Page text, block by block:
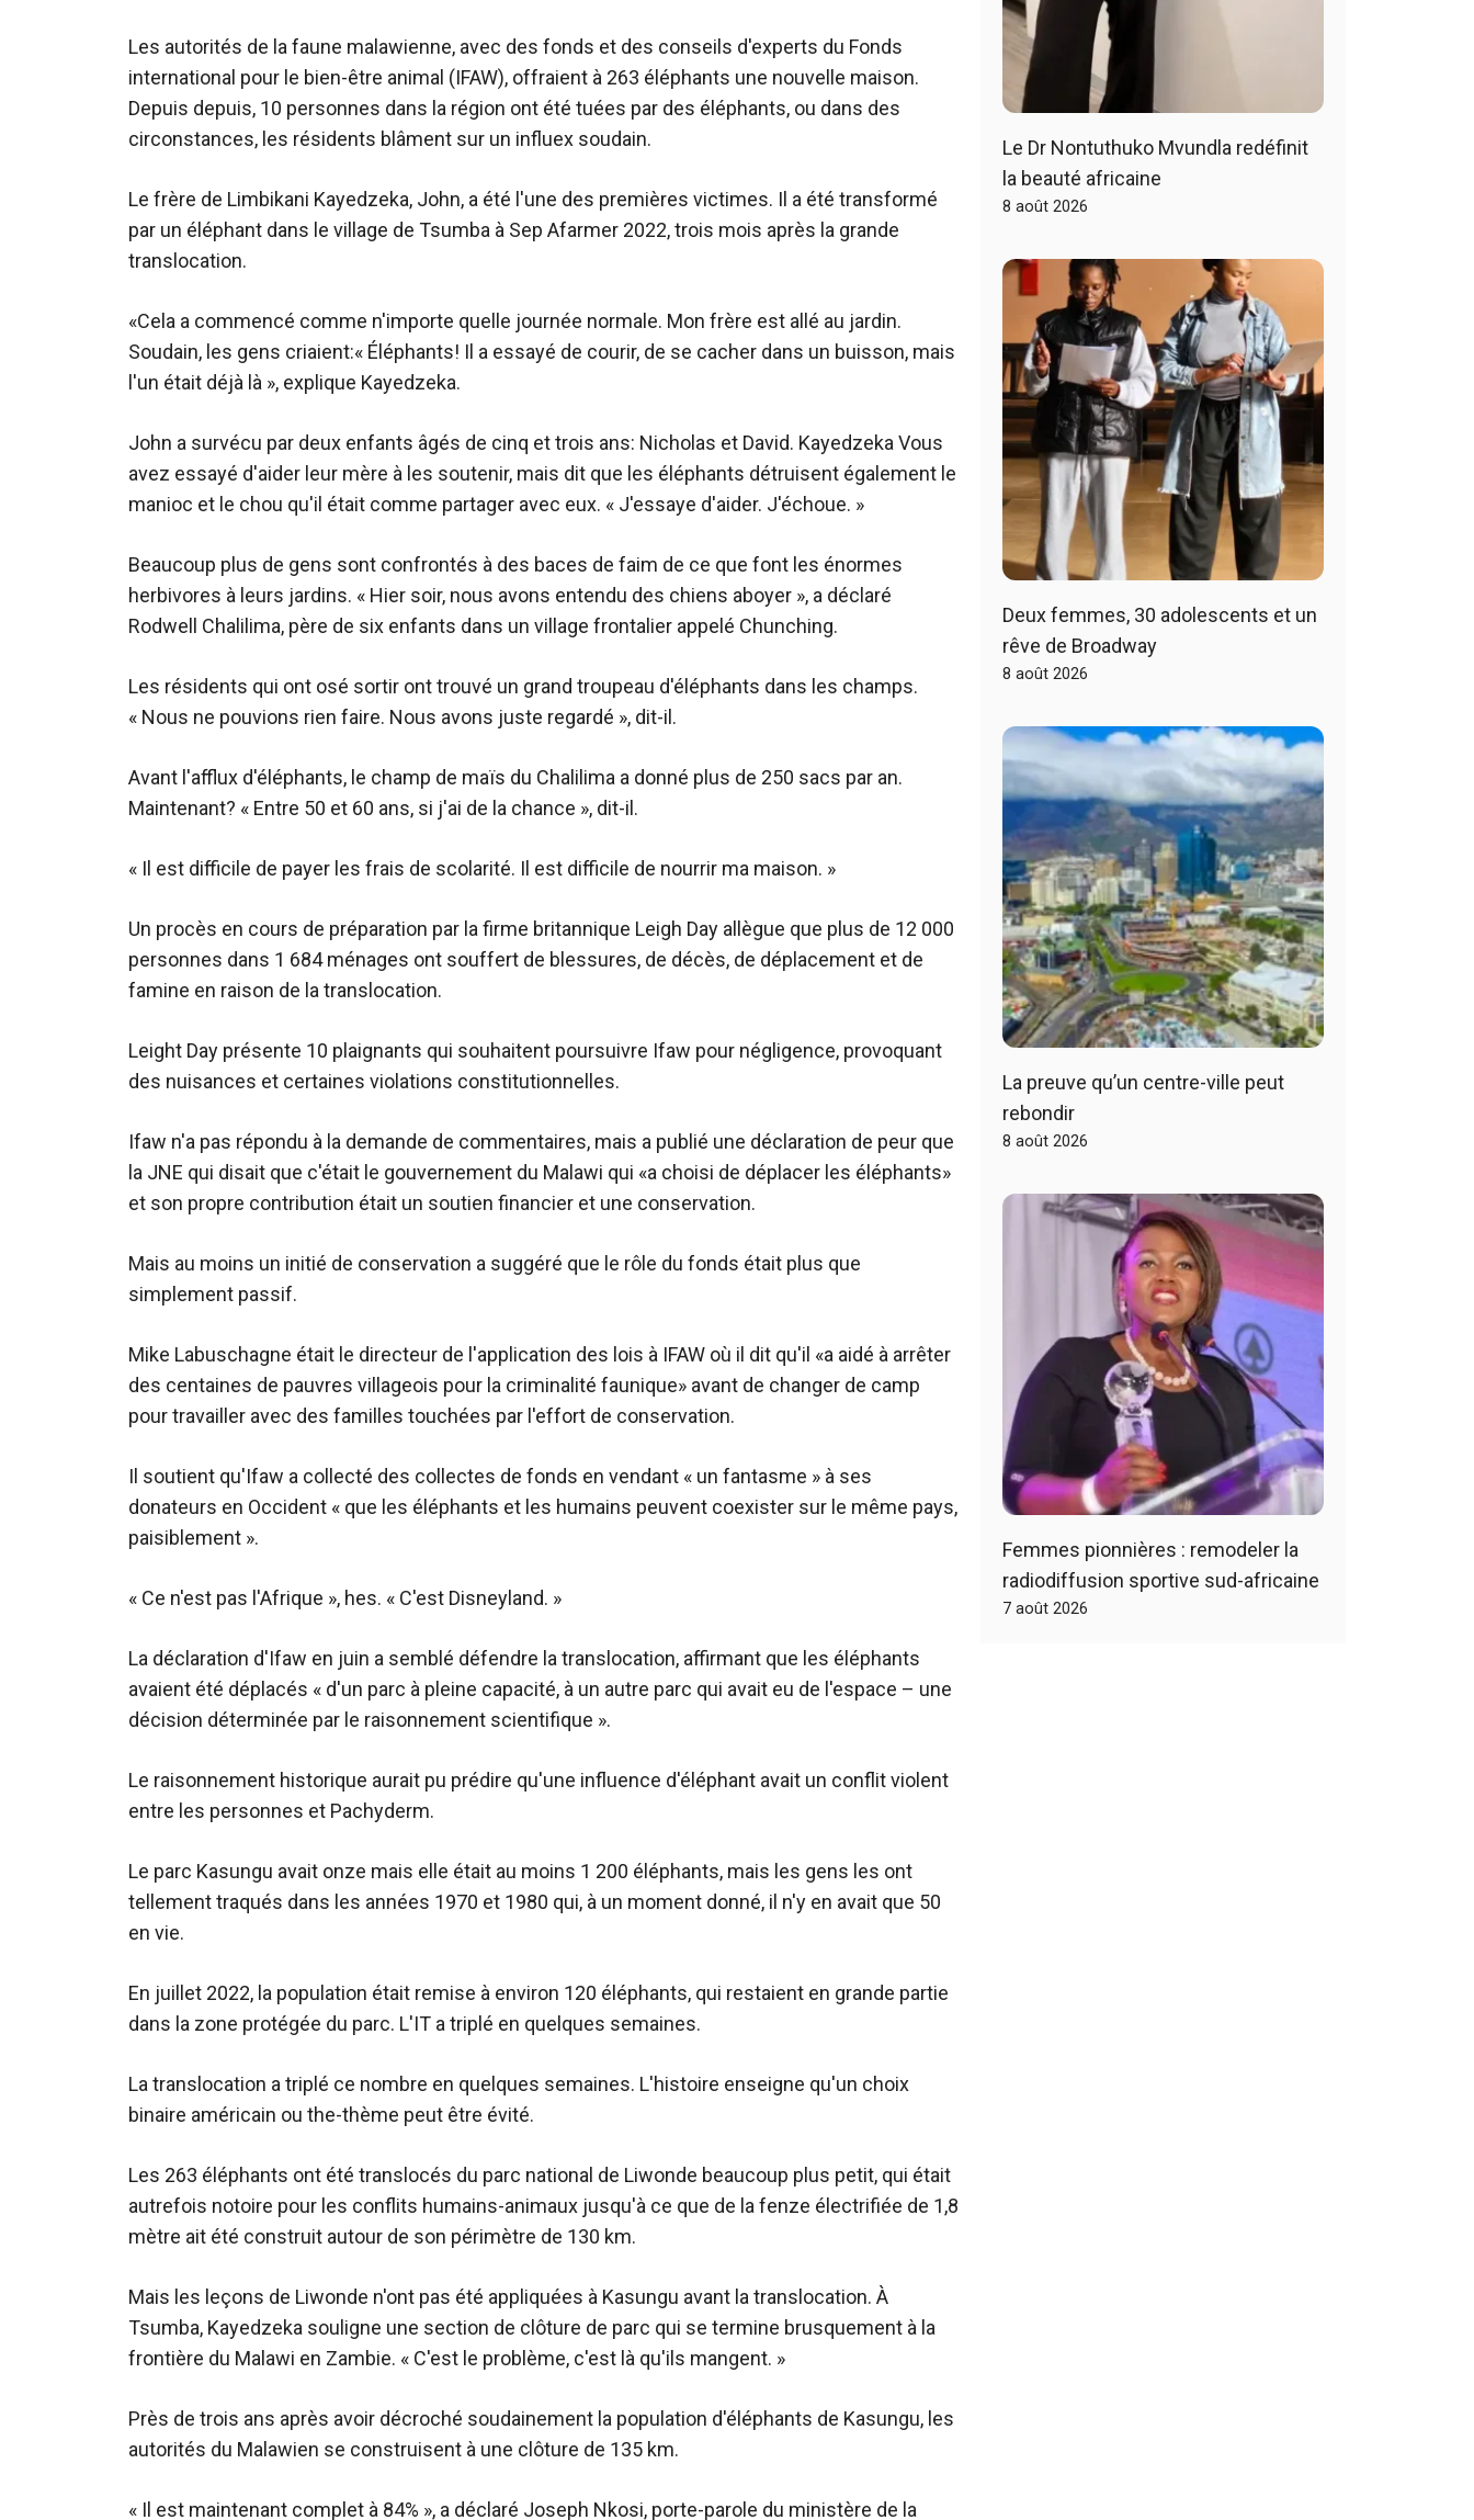
Les autorités de la faune malawienne, avec des fonds et des conseils d'experts du Fonds
international pour le bien-être animal (IFAW), offraient à 263 éléphants une nouvelle maison.
Depuis depuis, 10 personnes dans la région ont été tuées par des éléphants, ou dans des
circonstances, les résidents blâment sur un influex soudain.
Le frère de Limbikani Kayedzeka, John, a été l'une des premières victimes. Il a été transformé
par un éléphant dans le village de Tsumba à Sep Afarmer 2022, trois mois après la grande
translocation.
«Cela a commencé comme n'importe quelle journée normale. Mon frère est allé au jardin.
Soudain, les gens criaient:« Éléphants! Il a essayé de courir, de se cacher dans un buisson, mais
l'un était déjà là », explique Kayedzeka.
John a survécu par deux enfants âgés de cinq et trois ans: Nicholas et David. Kayedzeka Vous
avez essayé d'aider leur mère à les soutenir, mais dit que les éléphants détruisent également le
manioc et le chou qu'il était comme partager avec eux. « J'essaye d'aider. J'échoue. »
Beaucoup plus de gens sont confrontés à des baces de faim de ce que font les énormes
herbivores à leurs jardins. « Hier soir, nous avons entendu des chiens aboyer », a déclaré
Rodwell Chalilima, père de six enfants dans un village frontalier appelé Chunching.
Les résidents qui ont osé sortir ont trouvé un grand troupeau d'éléphants dans les champs.
« Nous ne pouvions rien faire. Nous avons juste regardé », dit-il.
Avant l'afflux d'éléphants, le champ de maïs du Chalilima a donné plus de 250 sacs par an.
Maintenant? « Entre 50 et 60 ans, si j'ai de la chance », dit-il.
« Il est difficile de payer les frais de scolarité. Il est difficile de nourrir ma maison. »
Un procès en cours de préparation par la firme britannique Leigh Day allègue que plus de 12 000
personnes dans 1 684 ménages ont souffert de blessures, de décès, de déplacement et de
famine en raison de la translocation.
Leight Day présente 10 plaignants qui souhaitent poursuivre Ifaw pour négligence, provoquant
des nuisances et certaines violations constitutionnelles.
Ifaw n'a pas répondu à la demande de commentaires, mais a publié une déclaration de peur que
la JNE qui disait que c'était le gouvernement du Malawi qui «a choisi de déplacer les éléphants»
et son propre contribution était un soutien financier et une conservation.
Mais au moins un initié de conservation a suggéré que le rôle du fonds était plus que
simplement passif.
Mike Labuschagne était le directeur de l'application des lois à IFAW où il dit qu'il «a aidé à arrêter
des centaines de pauvres villageois pour la criminalité faunique» avant de changer de camp
pour travailler avec des familles touchées par l'effort de conservation.
Il soutient qu'Ifaw a collecté des collectes de fonds en vendant « un fantasme » à ses
donateurs en Occident « que les éléphants et les humains peuvent coexister sur le même pays,
paisiblement ».
« Ce n'est pas l'Afrique », hes. « C'est Disneyland. »
La déclaration d'Ifaw en juin a semblé défendre la translocation, affirmant que les éléphants
avaient été déplacés « d'un parc à pleine capacité, à un autre parc qui avait eu de l'espace – une
décision déterminée par le raisonnement scientifique ».
Le raisonnement historique aurait pu prédire qu'une influence d'éléphant avait un conflit violent
entre les personnes et Pachyderm.
Le parc Kasungu avait onze mais elle était au moins 1 200 éléphants, mais les gens les ont
tellement traqués dans les années 1970 et 1980 qui, à un moment donné, il n'y en avait que 50
en vie.
En juillet 2022, la population était remise à environ 120 éléphants, qui restaient en grande partie
dans la zone protégée du parc. L'IT a triplé en quelques semaines.
La translocation a triplé ce nombre en quelques semaines. L'histoire enseigne qu'un choix
binaire américain ou the-thème peut être évité.
Les 263 éléphants ont été translocés du parc national de Liwonde beaucoup plus petit, qui était
autrefois notoire pour les conflits humains-animaux jusqu'à ce que de la fenze électrifiée de 1,8
mètre ait été construit autour de son périmètre de 130 km.
Mais les leçons de Liwonde n'ont pas été appliquées à Kasungu avant la translocation. À
Tsumba, Kayedzeka souligne une section de clôture de parc qui se termine brusquement à la
frontière du Malawi en Zambie. « C'est le problème, c'est là qu'ils mangent. »
Près de trois ans après avoir décroché soudainement la population d'éléphants de Kasungu, les
autorités du Malawien se construisent à une clôture de 135 km.
« Il est maintenant complet à 84% », a déclaré Joseph Nkosi, porte-parole du ministère de la
Le Dr Nontuthuko Mvundla redéfinit
la beauté africaine
8 août 2026
Deux femmes, 30 adolescents et un
rêve de Broadway
8 août 2026
La preuve qu’un centre-ville peut
rebondir
8 août 2026
Femmes pionnières : remodeler la
radiodiffusion sportive sud-africaine
7 août 2026